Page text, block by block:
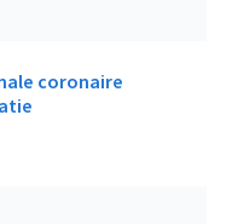
coronaire